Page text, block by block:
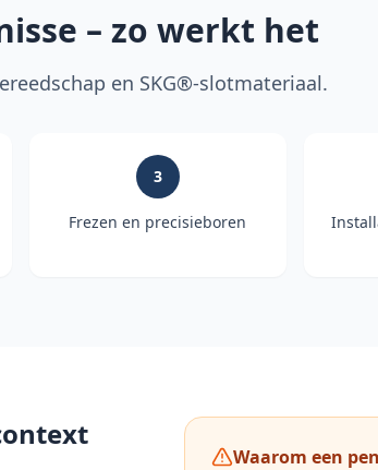
– zo werkt het
en SKG®-slotmateriaal.
3
Frezen en precisieboren
Waarom een